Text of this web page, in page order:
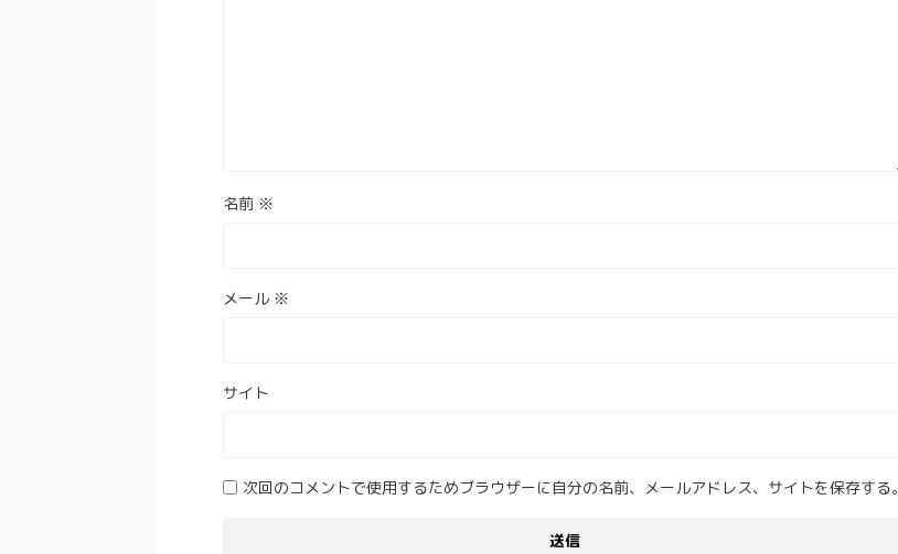
名前 ※
メール ※
サイト
次回のコメントで使用するためブラウザーに自分の名前、メールアドレス、サイトを保存する。